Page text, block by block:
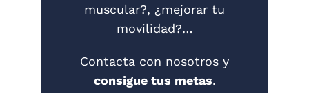
muscular?, ¿mejorar tu
movilidad?…
Contacta con nosotros y
consigue tus metas.